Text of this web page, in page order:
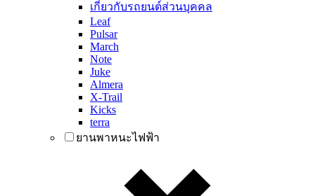
เกี่ยวกับรถยนต์ส่วนบุคคล
Leaf
Pulsar
March
Note
Juke
Almera
X-Trail
Kicks
terra
ยานพาหนะไฟฟ้า